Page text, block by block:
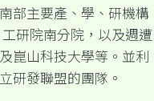
部主要產、學、研機構
研院南分院，以及週遭
崑山科技大學等。並利
研發聯盟的團隊。